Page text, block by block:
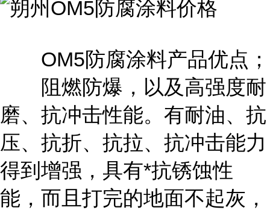
OM5防腐涂料产品优点；
阻燃防爆，以及高强度耐
磨、抗冲击性能。有耐油、抗
压、抗折、抗拉、抗冲击能力
得到增强，具有*抗锈蚀性
能，而且打完的地面不起灰，